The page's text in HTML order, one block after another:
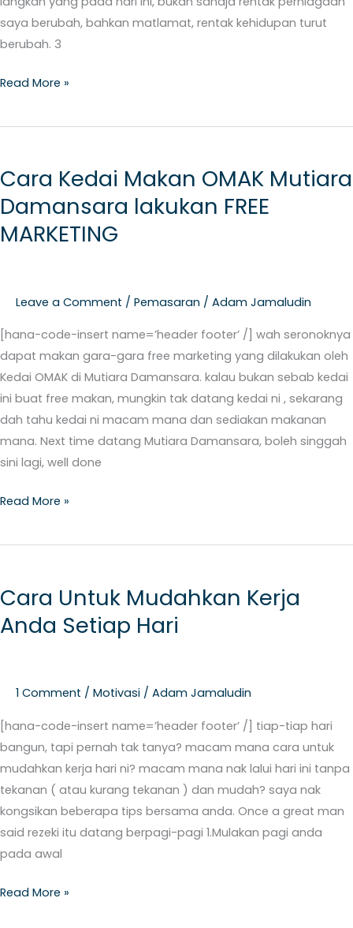
saya berubah, bahkan matlamat, rentak kehidupan turut
berubah. 3
Read More »
Cara Kedai Makan OMAK Mutiara
Damansara lakukan FREE
MARKETING
Leave a Comment / Pemasaran / Adam Jamaludin
[hana-code-insert name=’header footer’ /] wah seronoknya
dapat makan gara-gara free marketing yang dilakukan oleh
Kedai OMAK di Mutiara Damansara. kalau bukan sebab kedai
ini buat free makan, mungkin tak datang kedai ni , sekarang
dah tahu kedai ni macam mana dan sediakan makanan
mana. Next time datang Mutiara Damansara, boleh singgah
sini lagi, well done
Makan
OMAK
Damansara
MARKETING
Read More »
Cara Untuk Mudahkan Kerja
Anda Setiap Hari
1 Comment / Motivasi / Adam Jamaludin
[hana-code-insert name=’header footer’ /] tiap-tiap hari
bangun, tapi pernah tak tanya? macam mana cara untuk
mudahkan kerja hari ni? macam mana nak lalui hari ini tanpa
tekanan ( atau kurang tekanan ) dan mudah? saya nak
kongsikan beberapa tips bersama anda. Once a great man
said rezeki itu datang berpagi-pagi 1.Mulakan pagi anda
pada awal
Mudahkan
Kerja
Read More »